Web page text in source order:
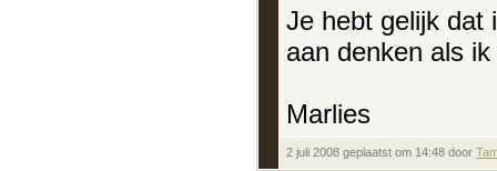
Je hebt gelijk dat
aan denken als
Marlies
2 juli 2008 geplaatst om 14:48 door